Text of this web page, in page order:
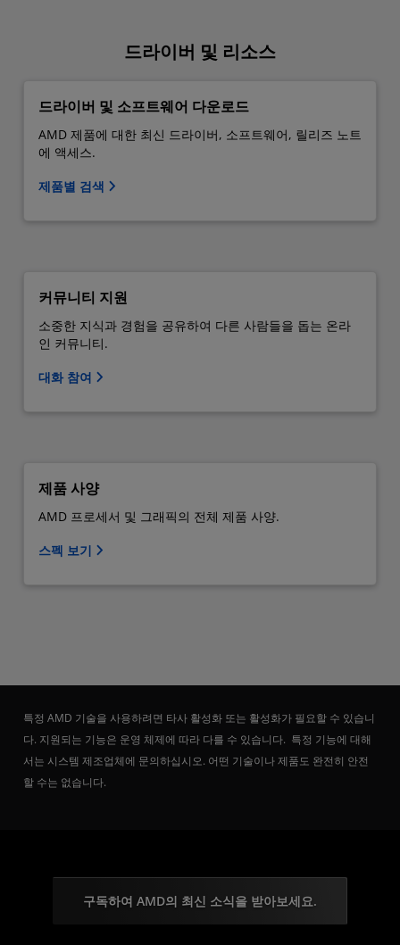
드라이버 및 리소스
드라이버 및 소프트웨어 다운로드
AMD 제품에 대한 최신 드라이버, 소프트웨어, 릴리즈 노트
에 액세스.
제품별 검색
커뮤니티 지원
소중한 지식과 경험을 공유하여 다른 사람들을 돕는 온라
인 커뮤니티.
대화 참여
제품 사양
AMD 프로세서 및 그래픽의 전체 제품 사양.
스펙 보기
특정 AMD 기술을 사용하려면 타사 활성화 또는 활성화가 필요할 수 있습니
다. 지원되는 기능은 운영 체제에 따라 다를 수 있습니다. 특정 기능에 대해
서는 시스템 제조업체에 문의하십시오. 어떤 기술이나 제품도 완전히 안전
할 수는 없습니다.
구독하여 AMD의 최신 소식을 받아보세요.